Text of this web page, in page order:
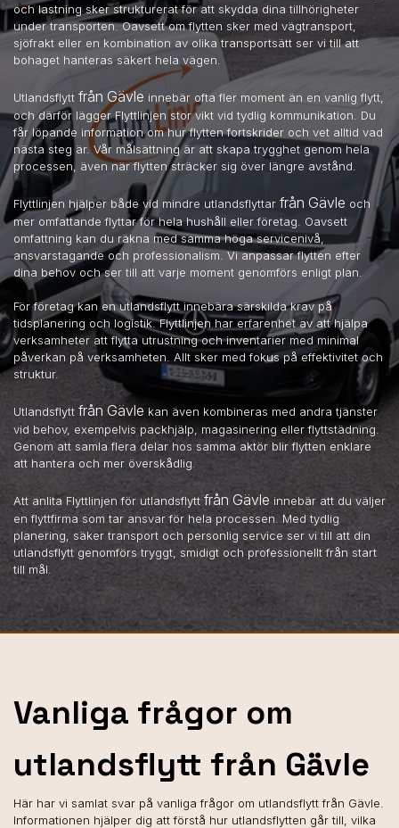
och lastning sker strukturerat för att skydda dina tillhörigheter
under transporten. Oavsett om flytten sker med vägtransport,
sjöfrakt eller en kombination av olika transportsätt ser vi till att
bohaget hanteras säkert hela vägen.
Utlandsflytt från Gävle innebär ofta fler moment än en vanlig flytt,
och därför lägger Flyttlinjen stor vikt vid tydlig kommunikation. Du
får löpande information om hur flytten fortskrider och vet alltid vad
nästa steg är. Vår målsättning är att skapa trygghet genom hela
processen, även när flytten sträcker sig över längre avstånd.
Flyttlinjen hjälper både vid mindre utlandsflyttar från Gävle och
mer omfattande flyttar för hela hushåll eller företag. Oavsett
omfattning kan du räkna med samma höga servicenivå,
ansvarstagande och professionalism. Vi anpassar flytten efter
dina behov och ser till att varje moment genomförs enligt plan.
För företag kan en utlandsflytt innebära särskilda krav på
tidsplanering och logistik. Flyttlinjen har erfarenhet av att hjälpa
verksamheter att flytta utrustning och inventarier med minimal
påverkan på verksamheten. Allt sker med fokus på effektivitet och
struktur.
Utlandsflytt från Gävle kan även kombineras med andra tjänster
vid behov, exempelvis packhjälp, magasinering eller flyttstädning.
Genom att samla flera delar hos samma aktör blir flytten enklare
att hantera och mer överskådlig.
Att anlita Flyttlinjen för utlandsflytt från Gävle innebär att du väljer
en flyttfirma som tar ansvar för hela processen. Med tydlig
planering, säker transport och personlig service ser vi till att din
utlandsflytt genomförs tryggt, smidigt och professionellt från start
till mål.
Vanliga frågor om
utlandsflytt från Gävle
Här har vi samlat svar på vanliga frågor om utlandsflytt från Gävle.
Informationen hjälper dig att förstå hur utlandsflytten går till, vilka